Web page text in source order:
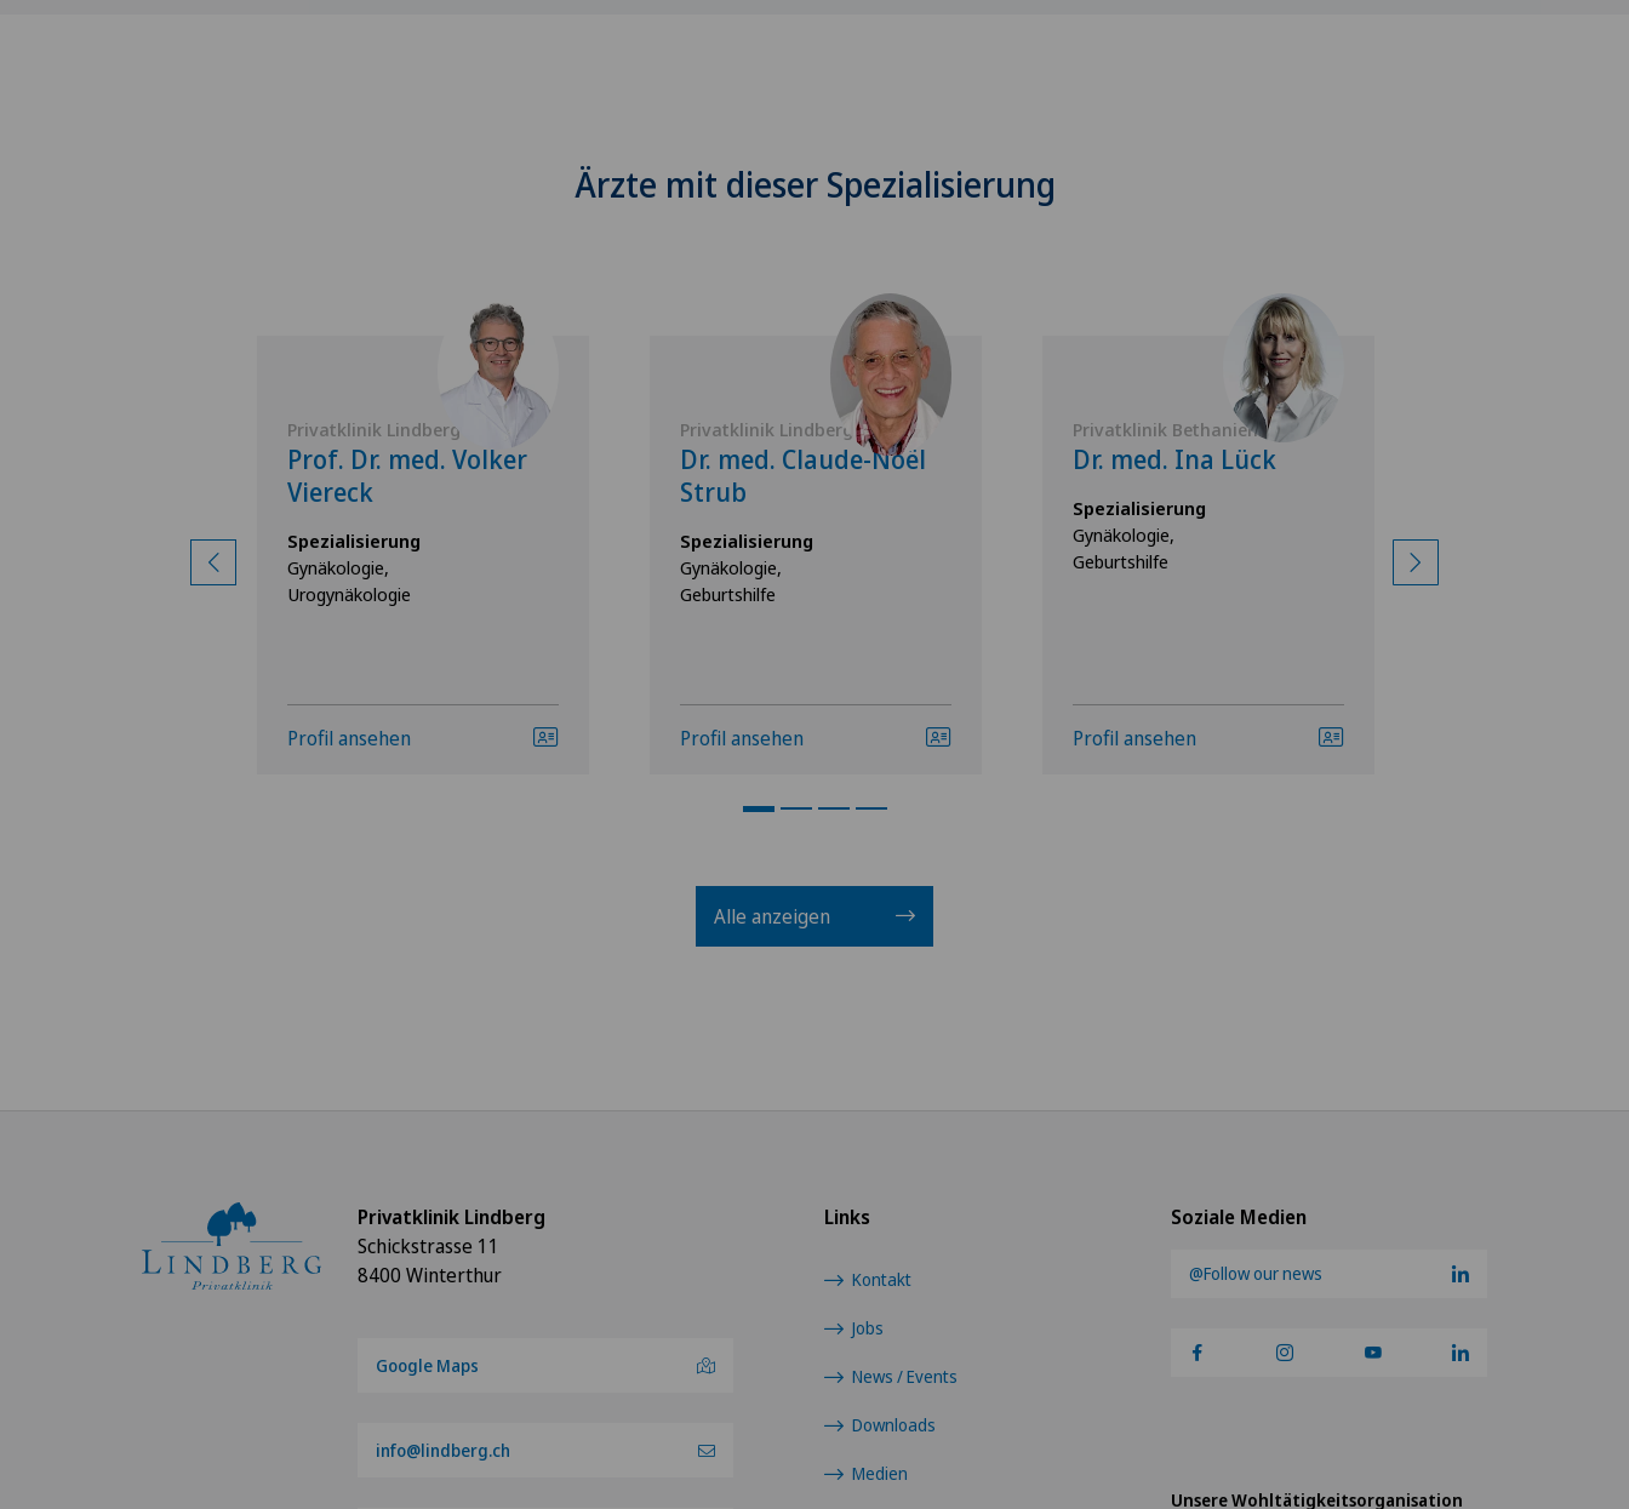
Ärzte mit dieser Spezialisierung
Privatklinik Lindberg
Prof. Dr. med. Volker
Viereck
Spezialisierung
Gynäkologie,
Urogynäkologie
Profil ansehen
Privatklinik Lindberg
Dr. med. Claude-Noël
Strub
Spezialisierung
Gynäkologie,
Geburtshilfe
Profil ansehen
Privatklinik Bethanien
Dr. med. Ina Lück
Spezialisierung
Gynäkologie,
Geburtshilfe
Profil ansehen
Alle anzeigen
Soziale Medien
@Follow our news
Links
Kontakt
Jobs
News / Events
Downloads
Medien
Privatklinik Lindberg
Schickstrasse 11
8400 Winterthur
Google Maps
info@lindberg.ch
Unsere Wohltätigkeitsorganisation